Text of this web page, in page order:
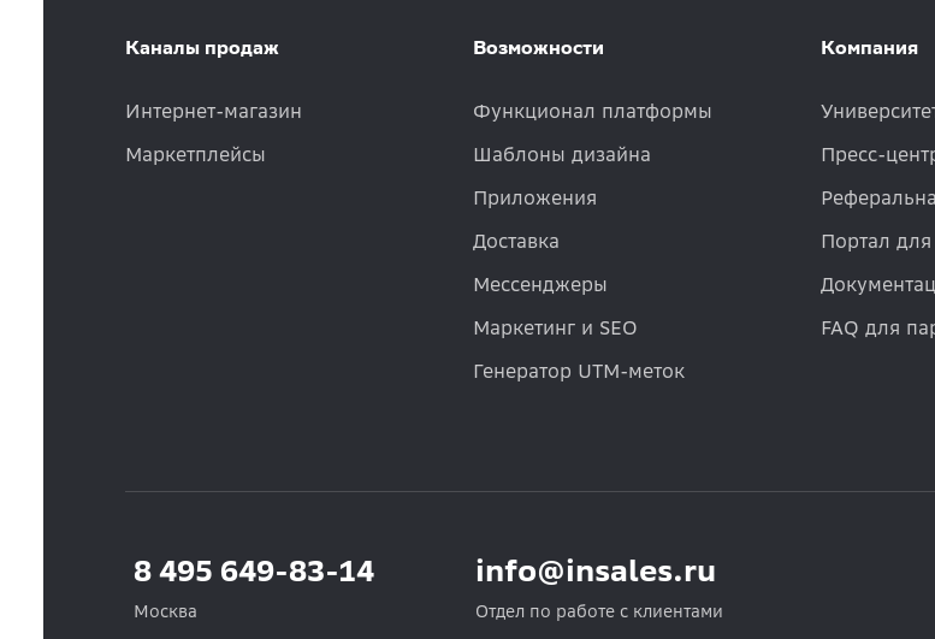
Каналы продаж
Интернет-магазин
Маркетплейсы
Возможности
Функционал платформы
Шаблоны дизайна
Приложения
Доставка
Мессенджеры
Маркетинг и SEO
Генератор UTM-меток
Компания
Пресс-
Портал
FAQ для
8 495 649-83-14
Москва
info@insales.ru
Отдел по работе с клиентами